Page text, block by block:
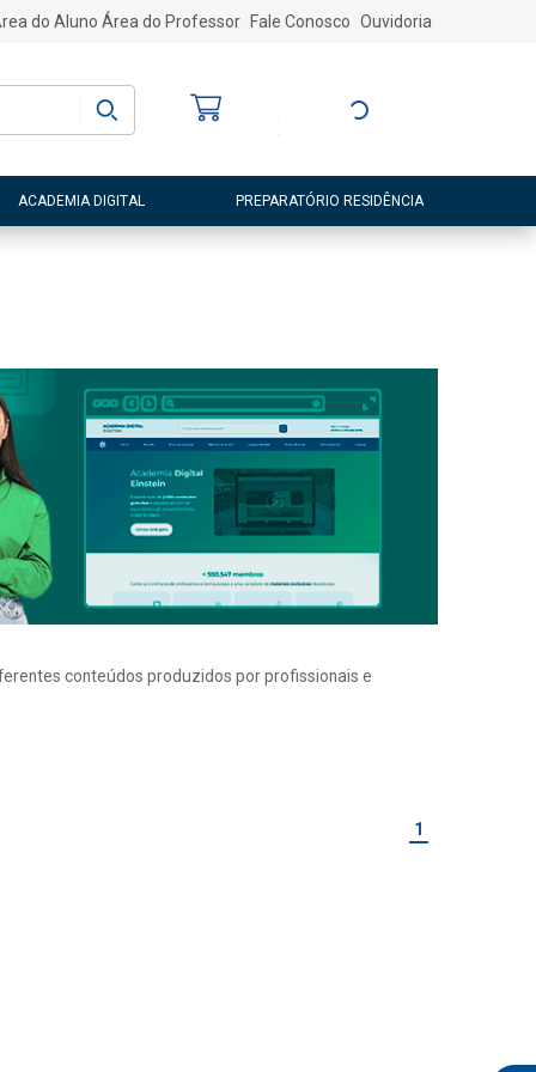
do Aluno Área do Professor Fale Conosco Ouvidoria
Entre ou Cadastre-
ACADEMIA DIGITAL PREPARATÓRIO RESIDÊNCIA
conteúdos produzidos por profissionais e
1